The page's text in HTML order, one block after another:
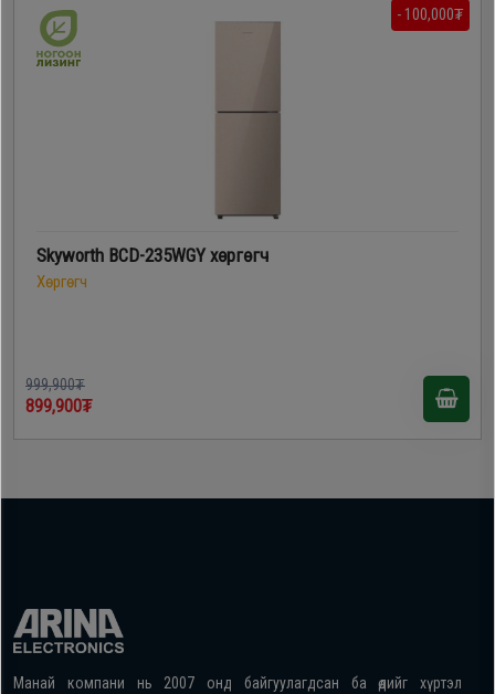
- 100,000₮
Skyworth BCD-235WGY хөргөгч
Хөргөгч
999,900₮
899,900₮
Манай компани нь 2007 онд байгуулагдсан ба өдийг хүртэл